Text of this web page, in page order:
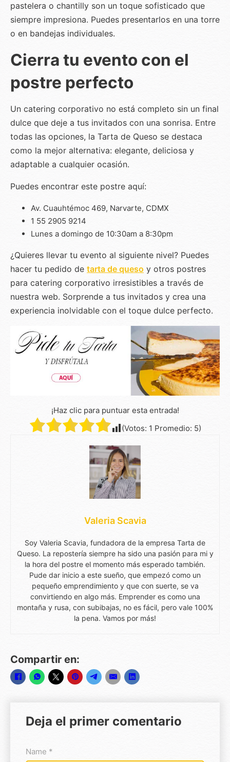
pastelera o chantilly son un toque sofisticado que
siempre impresiona. Puedes presentarlos en una torre
o en bandejas individuales.
Cierra tu evento con el
postre perfecto
Un catering corporativo no está completo sin un final
dulce que deje a tus invitados con una sonrisa. Entre
todas las opciones, la Tarta de Queso se destaca
como la mejor alternativa: elegante, deliciosa y
adaptable a cualquier ocasión.
Puedes encontrar este postre aquí:
Av. Cuauhtémoc 469, Narvarte, CDMX
1 55 2905 9214
Lunes a domingo de 10:30am a 8:30pm
¿Quieres llevar tu evento al siguiente nivel? Puedes
hacer tu pedido de tarta de queso y otros postres
para catering corporativo irresistibles a través de
nuestra web. Sorprende a tus invitados y crea una
experiencia inolvidable con el toque dulce perfecto.
¡Haz clic para puntuar esta entrada!
(Votos: 1 Promedio: 5)
Valeria Scavia
Soy Valeria Scavia, fundadora de la empresa Tarta de
Queso. La repostería siempre ha sido una pasión para mi y
la hora del postre el momento más esperado también.
Pude dar inicio a este sueño, que empezó como un
pequeño emprendimiento y que con suerte, se va
convirtiendo en algo más. Emprender es como una
montaña y rusa, con subibajas, no es fácil, pero vale 100%
la pena. Vamos por más!
Compartir en:
Deja el primer comentario
Name *